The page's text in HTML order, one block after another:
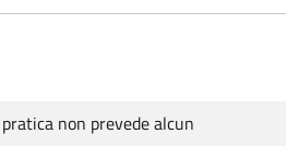
non prevede alcun